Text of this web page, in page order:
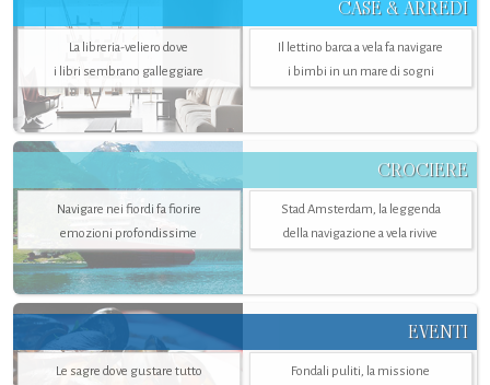
CASE & ARREDI
La libreria-veliero dove
i libri sembrano galleggiare
Il lettino barca a vela fa navigare
i bimbi in un mare di sogni
CROCIERE
Navigare nei fiordi fa fiorire
emozioni profondissime
Stad Amsterdam, la leggenda
della navigazione a vela rivive
EVENTI
Le sagre dove gustare tutto
Fondali puliti, la missione